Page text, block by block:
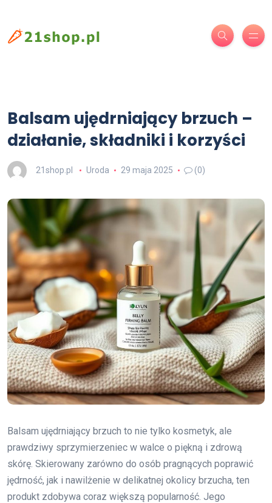
Balsam ujędrniający brzuch –
działanie, składniki i korzyści
21shop.pl Uroda 29 maja 2025 (0)
Balsam ujędrniający brzuch to nie tylko kosmetyk, ale
prawdziwy sprzymierzeniec w walce o piękną i zdrową
skórę. Skierowany zarówno do osób pragnących poprawić
jędrność, jak i nawilżenie w delikatnej okolicy brzucha, ten
produkt zdobywa coraz większą popularność. Jego